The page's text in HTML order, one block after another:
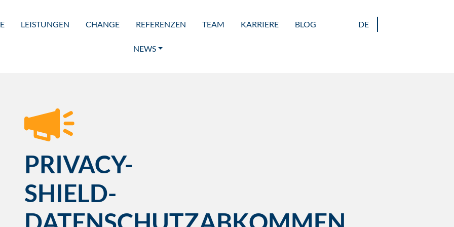
LEISTUNGEN CHANGE REFERENZEN TEAM KARRIERE BLOG
NEWS
DE
PRIVACY-
SHIELD-